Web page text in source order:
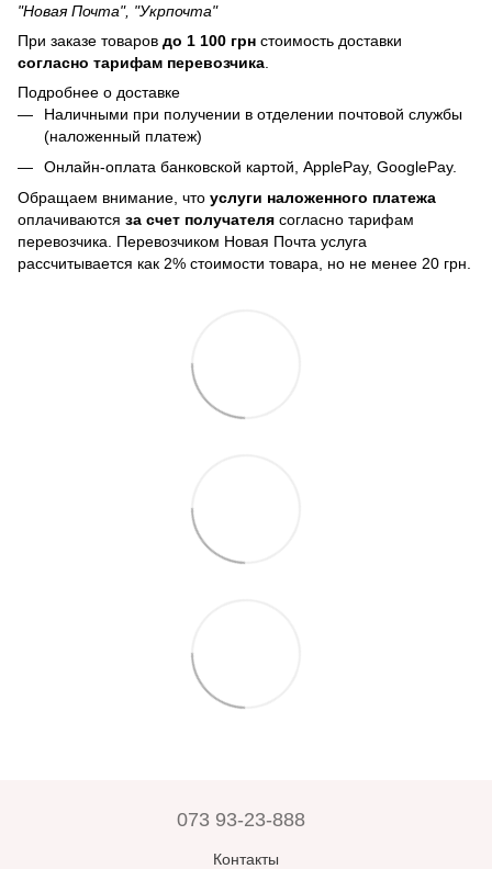
"Новая Почта", "Укрпочта"
При заказе товаров до 1 100 грн стоимость доставки
согласно тарифам перевозчика
Подробнее о доставке
Наличными при получении в отделении почтовой службы
(наложенный платеж)
Онлайн-оплата банковской картой, ApplePay, GooglePay.
Обращаем внимание, что услуги наложенного платежа
оплачиваются за счет получателя согласно тарифам
перевозчика. Перевозчиком Новая Почта услуга
рассчитывается как 2% стоимости товара, но не менее 20 грн.
073 93-23-888
Контакты